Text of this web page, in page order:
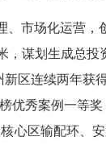
、市场化运营，
，谋划生成总投
新区连续两年获
优秀案例一等奖
心区输配环 、